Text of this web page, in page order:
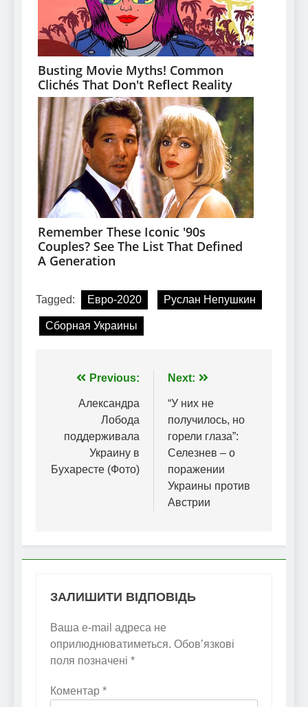
Tagged: Евро-2020 Руслан Непушкин
Сборная Украины
Навігація
записів
Previous:
Александра
Лобода
поддерживала
Украину в
Бухаресте (Фото)
Next:
“У них не
получилось, но
горели глаза”:
Селезнев – о
поражении
Украины против
Австрии
ЗАЛИШИТИ ВІДПОВІДЬ
Ваша e-mail адреса не
оприлюднюватиметься. Обов’язкові
поля позначені *
Коментар *